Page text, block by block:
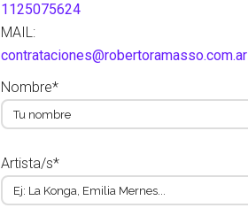
1125075624
MAIL:
contrataciones@robertoramasso.com.ar
Nombre*
Artista/s*